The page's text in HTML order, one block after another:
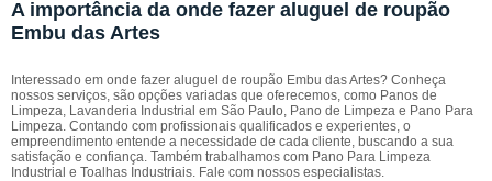
A importância da onde fazer aluguel de roupão
Embu das Artes
Interessado em onde fazer aluguel de roupão Embu das Artes? Conheça
nossos serviços, são opções variadas que oferecemos, como Panos de
Limpeza, Lavanderia Industrial em São Paulo, Pano de Limpeza e Pano Para
Limpeza. Contando com profissionais qualificados e experientes, o
empreendimento entende a necessidade de cada cliente, buscando a sua
satisfação e confiança. Também trabalhamos com Pano Para Limpeza
Industrial e Toalhas Industriais. Fale com nossos especialistas.